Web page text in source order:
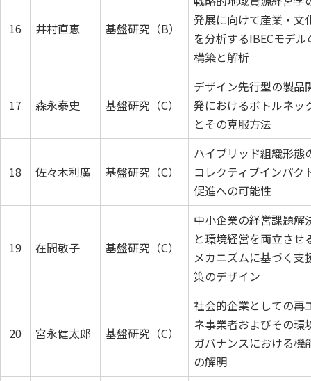
16 井村直恵 基盤研究（B）
発展に向けて産業・文
を分析するIBECモデル
構築と解析
17 森永泰史 基盤研究（C）
デザイン先行型の製品
発におけるボトルネッ
とその克服方法
18 佐々木利廣 基盤研究（C）
ハイブリッド組織形態
コレクティブインパク
促進への可能性
19 在間敬子 基盤研究（C）
中小企業の経営課題解
と環境経営を両立させ
メカニズムに基づく支
策のデザイン
20 宮永健太郎 基盤研究（C）
社会的企業としての再
ネ事業者およびその環
ガバナンスにおける機
の解明